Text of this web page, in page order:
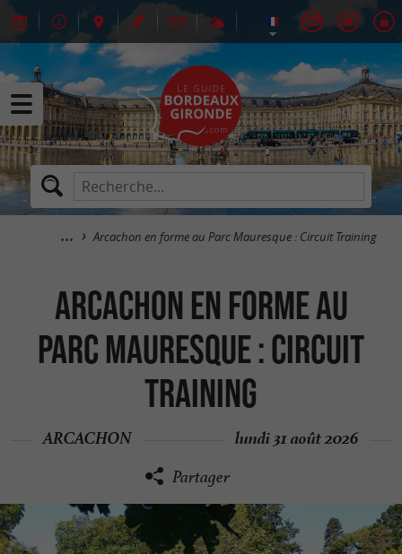
Arcachon en forme au Parc Mauresque : Circuit Training
Arcachon en forme au
Parc Mauresque : Circuit
Training
ARCACHON lundi 31 août 2026
Partager